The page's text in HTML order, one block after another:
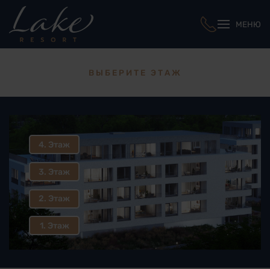
МЕНЮ
ВЫБЕРИТЕ ЭТАЖ
1. Этаж
2. Этаж
3. Этаж
4. Этаж